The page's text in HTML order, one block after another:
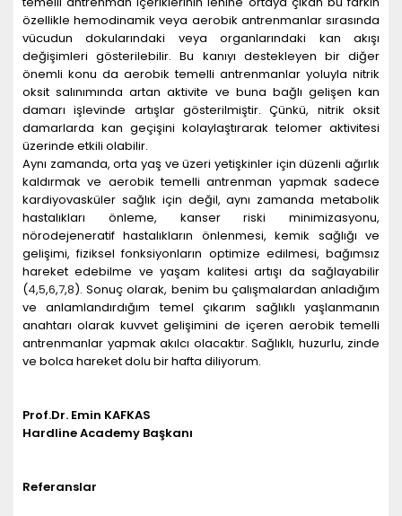
özellikle hemodinamik veya aerobik antrenmanlar sırasında
vücudun dokularındaki veya organlarındaki kan akışı
değişimleri gösterilebilir. Bu kanıyı destekleyen bir diğer
önemli konu da aerobik temelli antrenmanlar yoluyla nitrik
oksit salınımında artan aktivite ve buna bağlı gelişen kan
damarı işlevinde artışlar gösterilmiştir. Çünkü, nitrik oksit
damarlarda kan geçişini kolaylaştırarak telomer aktivitesi
üzerinde etkili olabilir.
Aynı zamanda, orta yaş ve üzeri yetişkinler için düzenli ağırlık
kaldırmak ve aerobik temelli antrenman yapmak sadece
kardiyovasküler sağlık için değil, aynı zamanda metabolik
hastalıkları önleme, kanser riski minimizasyonu,
nörodejeneratif hastalıkların önlenmesi, kemik sağlığı ve
gelişimi, fiziksel fonksiyonların optimize edilmesi, bağımsız
hareket edebilme ve yaşam kalitesi artışı da sağlayabilir
(4,5,6,7,8). Sonuç olarak, benim bu çalışmalardan anladığım
ve anlamlandırdığım temel çıkarım sağlıklı yaşlanmanın
anahtarı olarak kuvvet gelişimini de içeren aerobik temelli
antrenmanlar yapmak akılcı olacaktır. Sağlıklı, huzurlu, zinde
ve bolca hareket dolu bir hafta diliyorum.
Prof.Dr. Emin KAFKAS
Hardline Academy Başkanı
Referanslar